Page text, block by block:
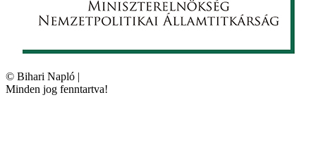
© Bihari Napló |
Minden jog fenntartva!